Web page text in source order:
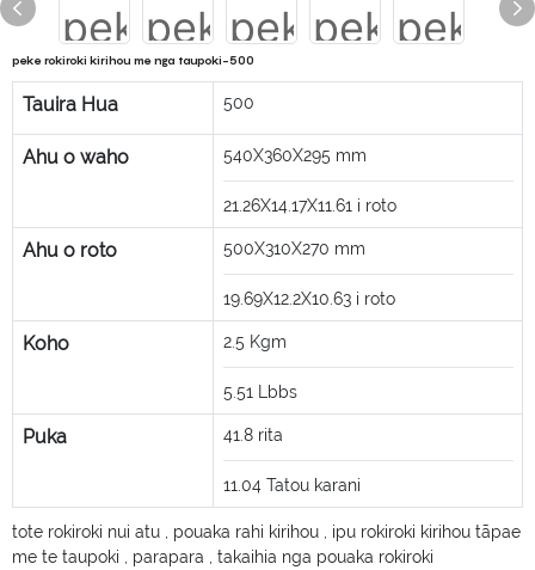
peke rokiroki kirihou me nga taupoki-500
Tauira Hua 500
Ahu o waho 540X360X295 mm
21.26X14.17X11.61 i roto
Ahu o roto 500X310X270 mm
19.69X12.2X10.63 i roto
Koho 2.5 Kgm
5.51 Lbbs
Puka 41.8 rita
11.04 Tatou karani
tote rokiroki nui atu pouaka rahi kirihou
ipu rokiroki kirihou tāpae
me te taupoki
parapara
takaihia nga pouaka rokiroki